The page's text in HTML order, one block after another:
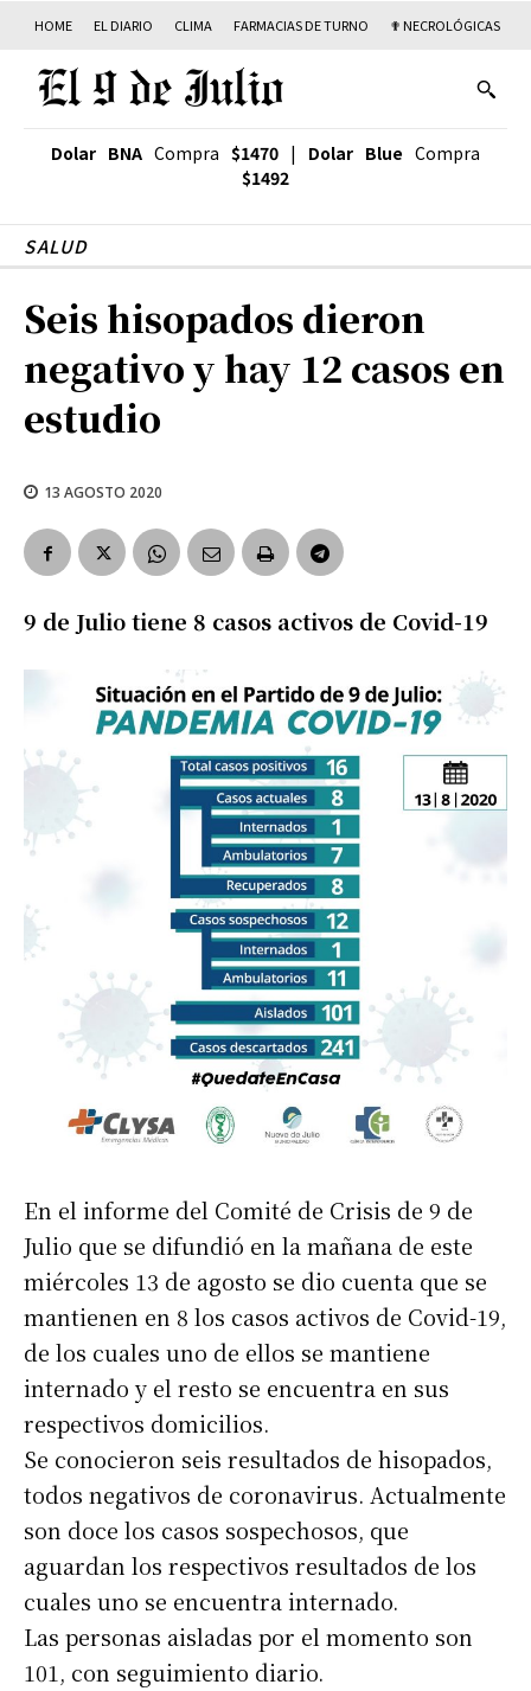
HOME EL DIARIO CLIMA FARMACIAS DE TURNO ✟ NECROLÓGICAS
Dolar BNA Compra $1470 | Dolar Blue Compra
$1492
SALUD
Seis hisopados dieron
negativo y hay 12 casos en
estudio
13 AGOSTO 2020
9 de Julio tiene 8 casos activos de Covid-19
En el informe del Comité de Crisis de 9 de
Julio que se difundió en la mañana de este
miércoles 13 de agosto se dio cuenta que se
mantienen en 8 los casos activos de Covid-19,
de los cuales uno de ellos se mantiene
internado y el resto se encuentra en sus
respectivos domicilios.
Se conocieron seis resultados de hisopados,
todos negativos de coronavirus. Actualmente
son doce los casos sospechosos, que
aguardan los respectivos resultados de los
cuales uno se encuentra internado.
Las personas aisladas por el momento son
101, con seguimiento diario.